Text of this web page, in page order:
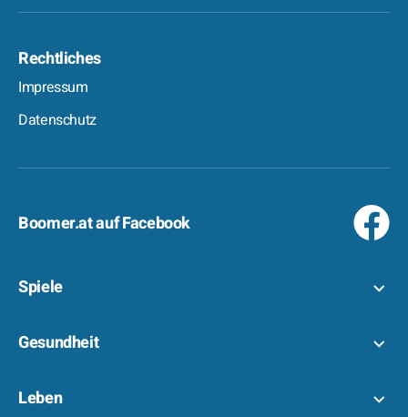
Rechtliches
Impressum
Datenschutz
Boomer.at auf Facebook
Spiele
Gesundheit
Leben